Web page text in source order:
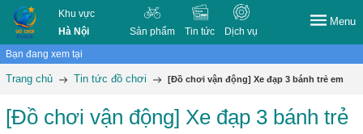
Khu vực
Hà Nội
Sản phẩm Tin tức Dịch vụ
Menu
Bạn đang xem tại
Trang chủ Tin tức đồ chơi [Đồ chơi vận động] Xe đạp 3 bánh trẻ em
[Đồ chơi vận động] Xe đạp 3 bánh trẻ